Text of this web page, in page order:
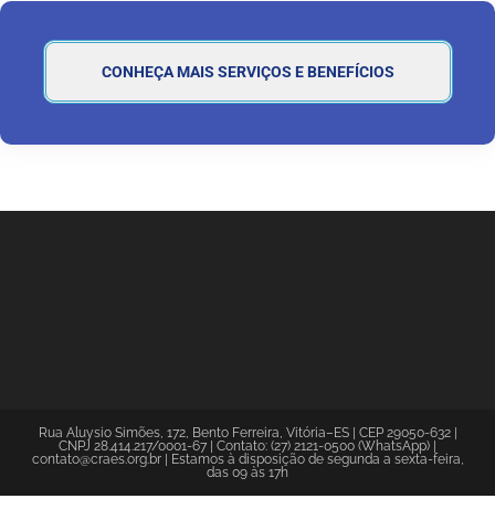
CONHEÇA MAIS SERVIÇOS E BENEFÍCIOS
Rua Aluysio Simões, 172, Bento Ferreira, Vitória–ES | CEP 29050-632 |
CNPJ 28.414.217/0001-67 | Contato: (27) 2121-0500 (WhatsApp) |
contato@craes.org.br | Estamos à disposição de segunda a sexta-feira,
das 09 às 17h